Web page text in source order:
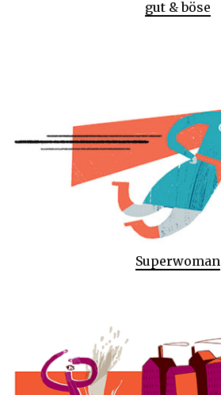
gut & böse
Superwoman